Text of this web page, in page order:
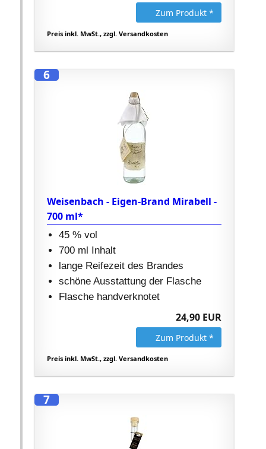
Zum Produkt *
Preis inkl. MwSt., zzgl. Versandkosten
6
Weisenbach - Eigen-Brand Mirabell -
700 ml*
45 % vol
700 ml Inhalt
lange Reifezeit des Brandes
schöne Ausstattung der Flasche
Flasche handverknotet
24,90 EUR
Zum Produkt *
Preis inkl. MwSt., zzgl. Versandkosten
7